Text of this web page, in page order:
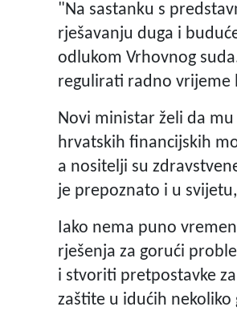
"Na sastanku s
rješavanju duga i
odlukom Vrhovnog
regulirati radno vrijeme
Novi ministar želi da
hrvatskih financijskih
a nositelji su
je prepoznato i u
Iako nema puno
rješenja za gorući
i stvoriti pretpostavke
zaštite u idućih